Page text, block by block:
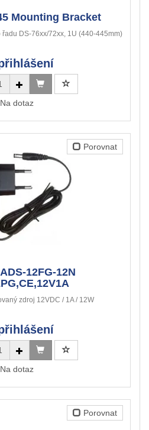
Mounting Bracket
DS-76xx/72xx, 1U (440-445mm)
Na dotaz
Porovnat
12FG-12N
zdroj 12VDC / 1A / 12W
Na dotaz
Porovnat